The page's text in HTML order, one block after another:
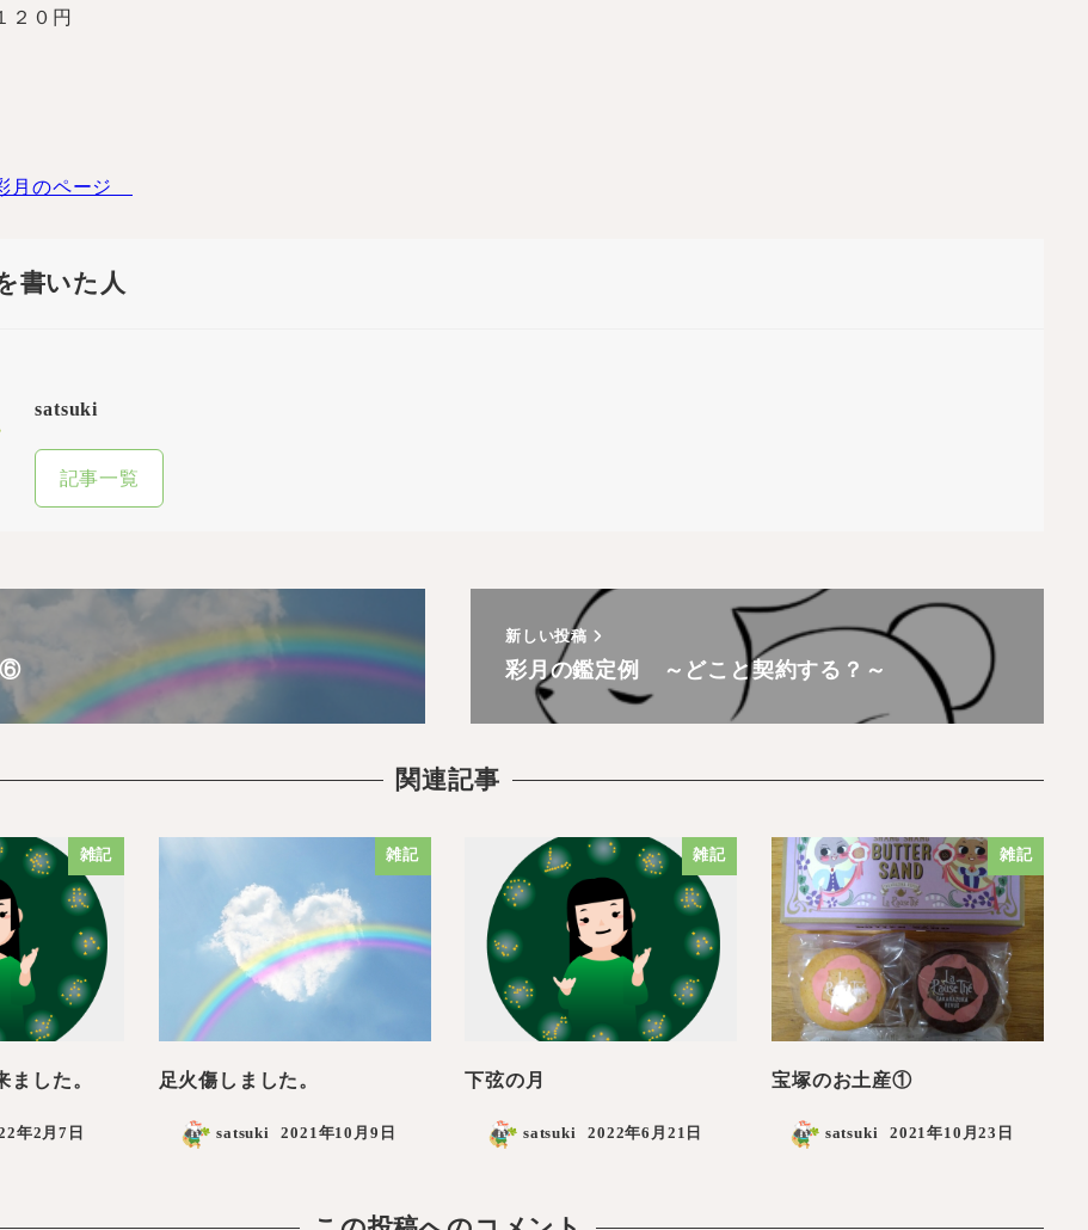
２０円
月のページ
書いた人
satsuki
記事一覧
⑥
新しい投稿
彩月の鑑定例 ～どこと契約する？～
関連記事
雑記
ました。
年2月7日
雑記
足火傷しました。
satsuki 2021年10月9日
雑記
下弦の月
satsuki 2022年6月21日
雑記
宝塚のお土産①
satsuki 2021年10月23日